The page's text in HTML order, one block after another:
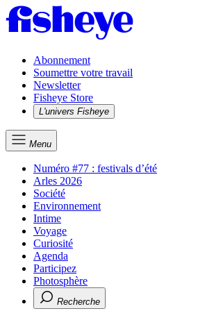
Abonnement
Soumettre votre travail
Newsletter
Fisheye Store
L'univers Fisheye
Menu
Numéro #77 : festivals d’été
Arles 2026
Société
Environnement
Intime
Voyage
Curiosité
Agenda
Participez
Photosphère
Recherche